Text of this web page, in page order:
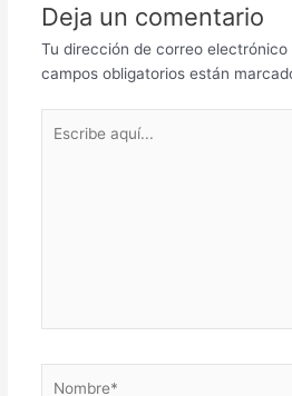
Deja un comentario
Tu dirección de correo electrónico
campos obligatorios están
aquí...